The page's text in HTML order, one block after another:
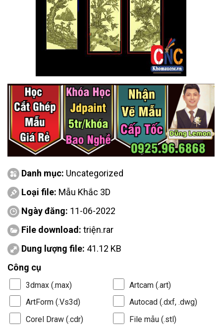
Danh mục: Uncategorized
Loại file: Mẫu Khắc 3D
Ngày đăng: 11-06-2022
File download: triện.rar
Dung lượng file: 41.12 KB
Công cụ
3dmax (.max)
Artcam (.art)
ArtForm (.Vs3d)
Autocad (.dxf, .dwg)
Corel Draw (.cdr)
File mẫu (.stl)